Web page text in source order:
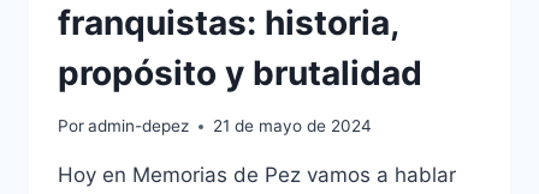
franquistas: historia,
propósito y brutalidad
Poradmin-depez 21 de mayo de 2024
Hoy en Memorias de Pez vamos a hablar